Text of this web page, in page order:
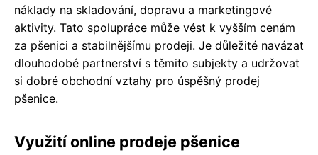
náklady na skladování, dopravu a marketingové
aktivity. Tato spolupráce může vést k vyšším cenám
za pšenici a stabilnějšímu prodeji. Je důležité navázat
dlouhodobé partnerství s těmito subjekty a udržovat
si dobré obchodní vztahy pro úspěšný prodej
pšenice.
Využití online prodeje pšenice